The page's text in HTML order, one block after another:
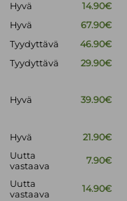
Hyvä
14.90€
Hyvä
67.90€
Tyydyttävä
46.90€
Tyydyttävä
29.90€
Hyvä 39.90€
Hyvä 21.90€
Uutta
vastaava
7.90€
Uutta
vastaava
14.90€